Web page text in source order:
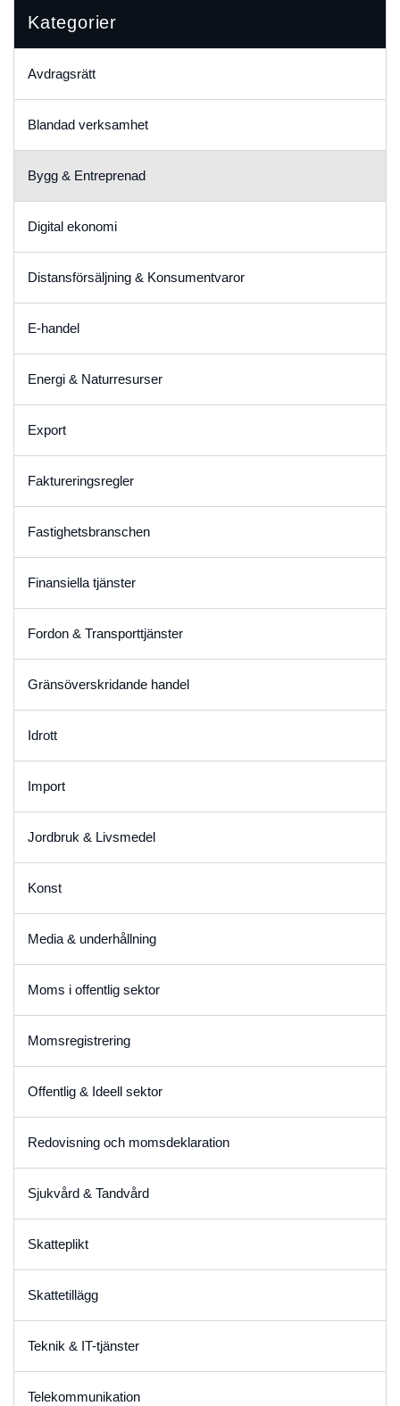
Kategorier
Avdragsrätt
Blandad verksamhet
Bygg & Entreprenad
Digital ekonomi
Distansförsäljning & Konsumentvaror
E-handel
Energi & Naturresurser
Export
Faktureringsregler
Fastighetsbranschen
Finansiella tjänster
Fordon & Transporttjänster
Gränsöverskridande handel
Idrott
Import
Jordbruk & Livsmedel
Konst
Media & underhållning
Moms i offentlig sektor
Momsregistrering
Offentlig & Ideell sektor
Redovisning och momsdeklaration
Sjukvård & Tandvård
Skatteplikt
Skattetillägg
Teknik & IT-tjänster
Telekommunikation